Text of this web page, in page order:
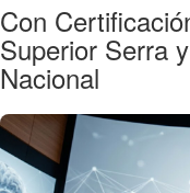
Con
Superior Serra
Nacional